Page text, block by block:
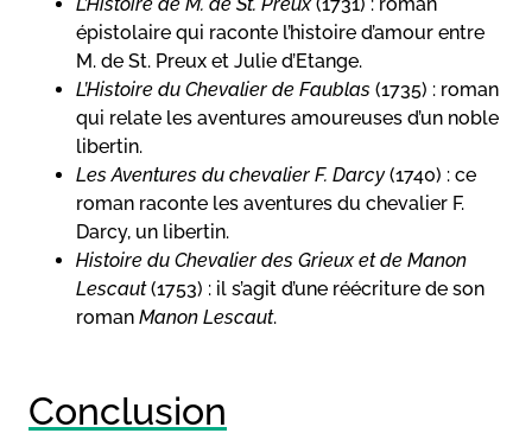
épistolaire qui raconte l’histoire d’amour entre
M. de St. Preux et Julie d’Etange.
L’Histoire du Chevalier de Faublas (1735) : roman
qui relate les aventures amoureuses d’un noble
libertin.
Les Aventures du chevalier F. Darcy(1740) : ce
roman raconte les aventures du chevalier F.
Darcy, un libertin.
Histoire du Chevalier des Grieux et de Manon
Lescaut(1753) : il s’agit d’une réécriture de son
roman Manon Lescaut.
Conclusion